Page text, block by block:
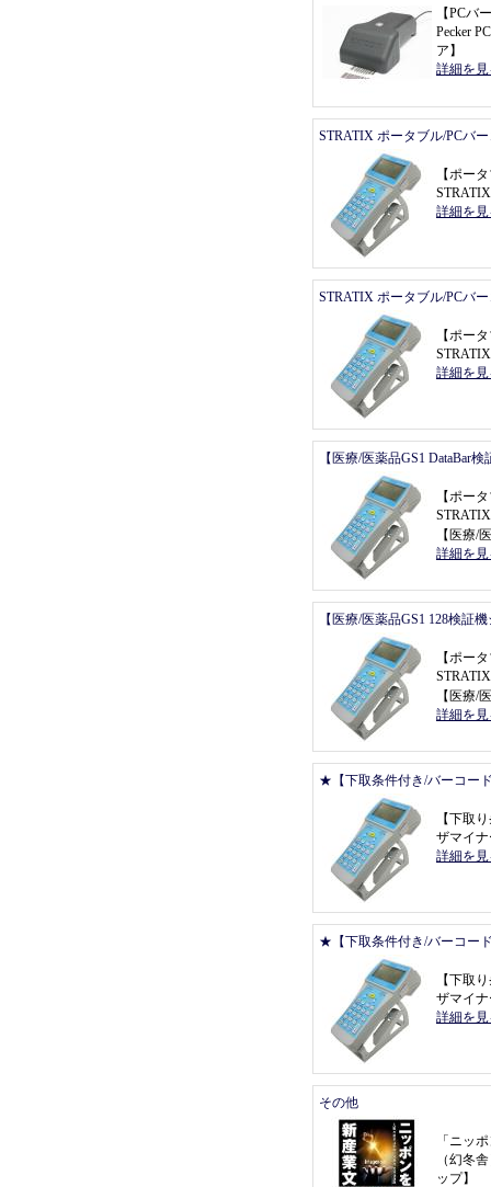
【PCバ
Pecker
ア 】
詳細を
STRATIX ポータブル/PCバ
【ポー
詳細を
STRATIX ポータブル/PCバ
【ポー
詳細を
【医療/医薬品GS1 DataBar
【ポー
【 医療/
詳細を
【医療/医薬品GS1 128検証
【ポー
【 医療/
詳細を
★【下取条件付き/バーコー
【下取
ザマイナ
詳細を
★【下取条件付き/バーコー
【下取
ザマイナ
詳細を
その他
「 ニッ
（幻冬舎
ップ】